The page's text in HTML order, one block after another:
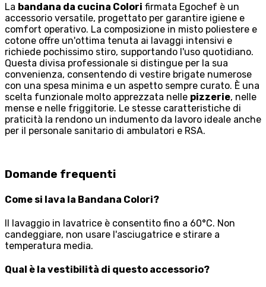
La bandana da cucina Colori firmata Egochef è un
accessorio versatile, progettato per garantire igiene e
comfort operativo. La composizione in misto poliestere e
cotone offre un'ottima tenuta ai lavaggi intensivi e
richiede pochissimo stiro, supportando l'uso quotidiano.
Questa divisa professionale si distingue per la sua
convenienza, consentendo di vestire brigate numerose
con una spesa minima e un aspetto sempre curato. È una
scelta funzionale molto apprezzata nelle pizzerie, nelle
mense e nelle friggitorie. Le stesse caratteristiche di
praticità la rendono un indumento da lavoro ideale anche
per il personale sanitario di ambulatori e RSA.
Domande frequenti
Come si lava la Bandana Colori?
Il lavaggio in lavatrice è consentito fino a 60°C. Non
candeggiare, non usare l'asciugatrice e stirare a
temperatura media.
Qual è la vestibilità di questo accessorio?